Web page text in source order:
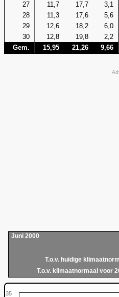
27
11,7 17,7 3,1
28
11,3 17,6 5,6
29
12,6 18,2 6,0
30
12,8 19,8 2,2
Gem.
15,95 21,26 9,66
Juni 2000
T.o.v. huidige
T.o.v. klimaatnormaal voor
35